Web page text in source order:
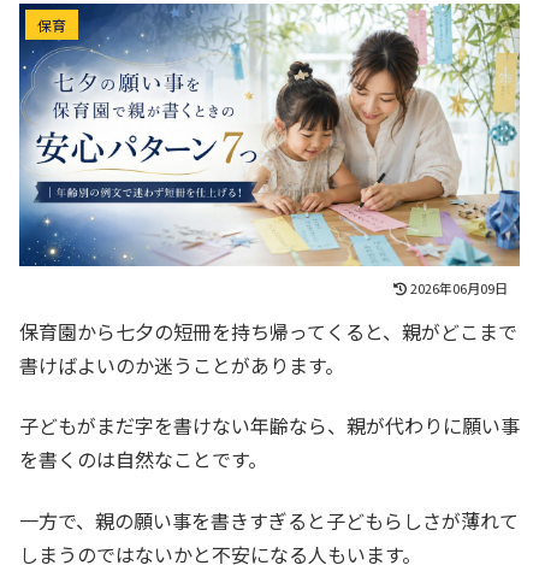
七夕の願い事を保育園で親が書くときの安心パター
ン7つ｜年齢別の例文で迷わず短冊を仕上げる！
保育
2026年06月09日
保育園から七夕の短冊を持ち帰ってくると、親がどこまで
書けばよいのか迷うことがあります。
子どもがまだ字を書けない年齢なら、親が代わりに願い事
を書くのは自然なことです。
一方で、親の願い事を書きすぎると子どもらしさが薄れて
しまうのではないかと不安になる人もいます。